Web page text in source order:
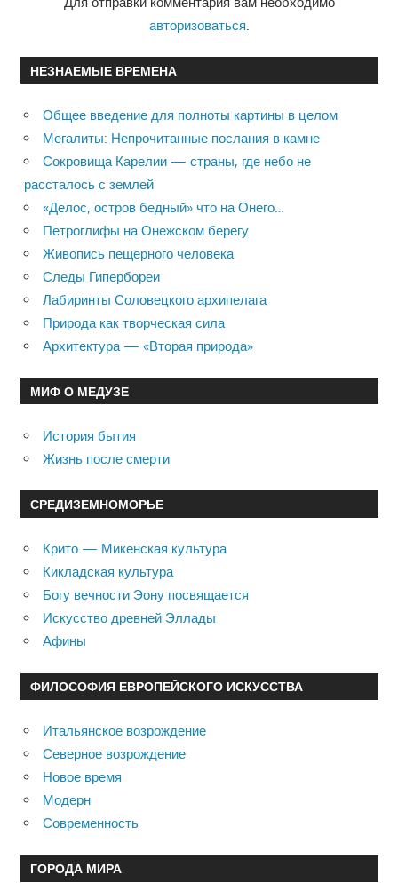
авторизоваться
НЕЗНАЕМЫЕ ВРЕМЕНА
Общее введение для полноты картины в целом
Мегалиты: Непрочитанные послания в камне
Сокровища Карелии — страны, где небо не
рассталось с землей
«Делос, остров бедный» что на Онего…
Петроглифы на Онежском берегу
Живопись пещерного человека
Следы Гипербореи
Лабиринты Соловецкого архипелага
Природа как творческая сила
Архитектура — «Вторая природа»
МИФ О МЕДУЗЕ
История бытия
Жизнь после смерти
СРЕДИЗЕМНОМОРЬЕ
Крито — Микенская культура
Кикладская культура
Богу вечности Эону посвящается
Искусство древней Эллады
Афины
ФИЛОСОФИЯ ЕВРОПЕЙСКОГО ИСКУССТВА
Итальянское возрождение
Северное возрождение
Новое время
Модерн
Современность
ГОРОДА МИРА